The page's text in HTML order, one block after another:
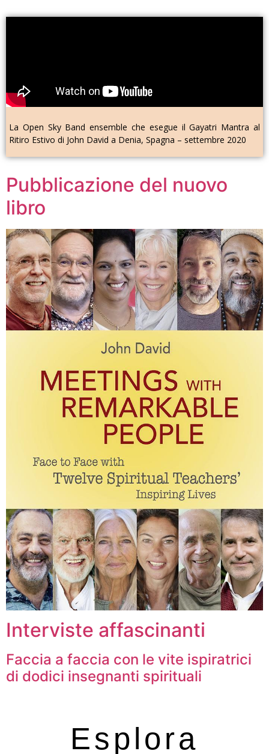
La Open Sky Band ensemble che esegue il Gayatri Mantra al
Ritiro Estivo di John David a Denia, Spagna – settembre 2020
Pubblicazione del nuovo
libro
Interviste affascinanti
Faccia a faccia con le vite ispiratrici
di dodici insegnanti spirituali
Esplora